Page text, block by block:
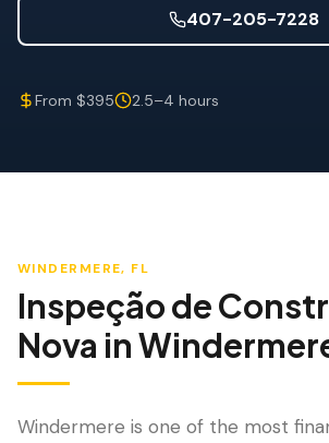
Manutenção Anual
Inspeção por Drone
407-205-7228
From $395 2.5–4 hours
WINDERMERE, FL
Inspeção de
Nova in
Windermere is one of the most